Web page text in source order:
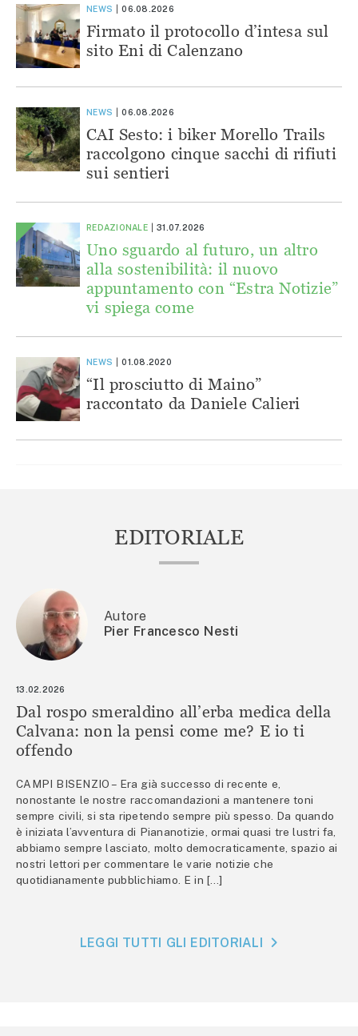
NEWS 06.08.2026
Firmato il protocollo d’intesa sul
sito Eni di Calenzano
NEWS 06.08.2026
CAI Sesto: i biker Morello Trails
raccolgono cinque sacchi di rifiuti
sui sentieri
REDAZIONALE 31.07.2026
Uno sguardo al futuro, un altro
alla sostenibilità: il nuovo
appuntamento con “Estra Notizie”
vi spiega come
NEWS 01.08.2020
“Il prosciutto di Maino”
raccontato da Daniele Calieri
EDITORIALE
Autore
Pier Francesco Nesti
13.02.2026
Dal rospo smeraldino all’erba medica della
Calvana: non la pensi come me? E io ti
offendo
CAMPI BISENZIO – Era già successo di recente e,
nonostante le nostre raccomandazioni a mantenere toni
sempre civili, si sta ripetendo sempre più spesso. Da quando
è iniziata l’avventura di Piananotizie, ormai quasi tre lustri fa,
abbiamo sempre lasciato, molto democraticamente, spazio ai
nostri lettori per commentare le varie notizie che
quotidianamente pubblichiamo. E in […]
LEGGI TUTTI GLI EDITORIALI